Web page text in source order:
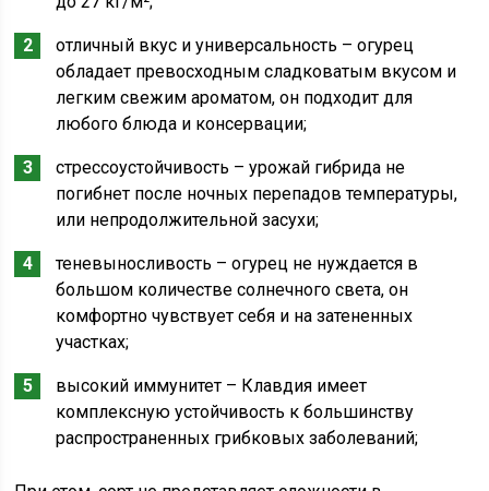
отличный вкус и универсальность – огурец
обладает превосходным сладковатым вкусом и
легким свежим ароматом, он подходит для
любого блюда и консервации;
стрессоустойчивость – урожай гибрида не
погибнет после ночных перепадов температуры,
или непродолжительной засухи;
теневыносливость – огурец не нуждается в
большом количестве солнечного света, он
комфортно чувствует себя и на затененных
участках;
высокий иммунитет – Клавдия имеет
комплексную устойчивость к большинству
распространенных грибковых заболеваний;